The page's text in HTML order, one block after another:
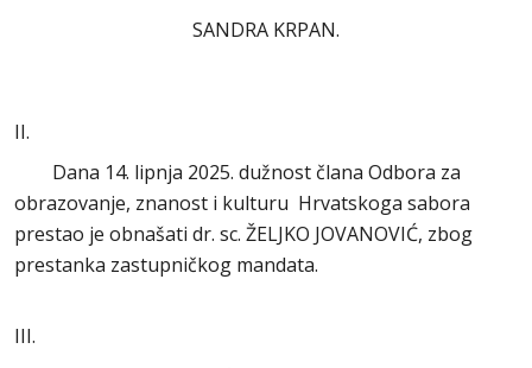
SANDRA KRPAN.
II.
Dana 14. lipnja 2025. dužnost člana Odbora za
obrazovanje, znanost i kulturu Hrvatskoga sabora
prestao je obnašati dr. sc. ŽELJKO JOVANOVIĆ, zbog
prestanka zastupničkog mandata.
III.